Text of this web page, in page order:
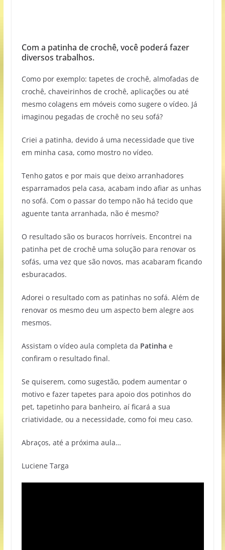
Com a patinha de crochê, você poderá fazer
diversos trabalhos.
Como por exemplo: tapetes de crochê, almofadas de
crochê, chaveirinhos de crochê, aplicações ou até
mesmo colagens em móveis como sugere o vídeo. Já
imaginou pegadas de crochê no seu sofá?
Criei a patinha, devido á uma necessidade que tive
em minha casa, como mostro no vídeo.
Tenho gatos e por mais que deixo arranhadores
esparramados pela casa, acabam indo afiar as unhas
no sofá. Com o passar do tempo não há tecido que
aguente tanta arranhada, não é mesmo?
O resultado são os buracos horríveis. Encontrei na
patinha pet de crochê uma solução para renovar os
sofás, uma vez que são novos, mas acabaram ficando
esburacados.
Adorei o resultado com as patinhas no sofá. Além de
renovar os mesmo deu um aspecto bem alegre aos
mesmos.
Assistam o vídeo aula completa da Patinha e
confiram o resultado final.
Se quiserem, como sugestão, podem aumentar o
motivo e fazer tapetes para apoio dos potinhos do
pet, tapetinho para banheiro, aí ficará a sua
criatividade, ou a necessidade, como foi meu caso.
Abraços, até a próxima aula…
Luciene Targa